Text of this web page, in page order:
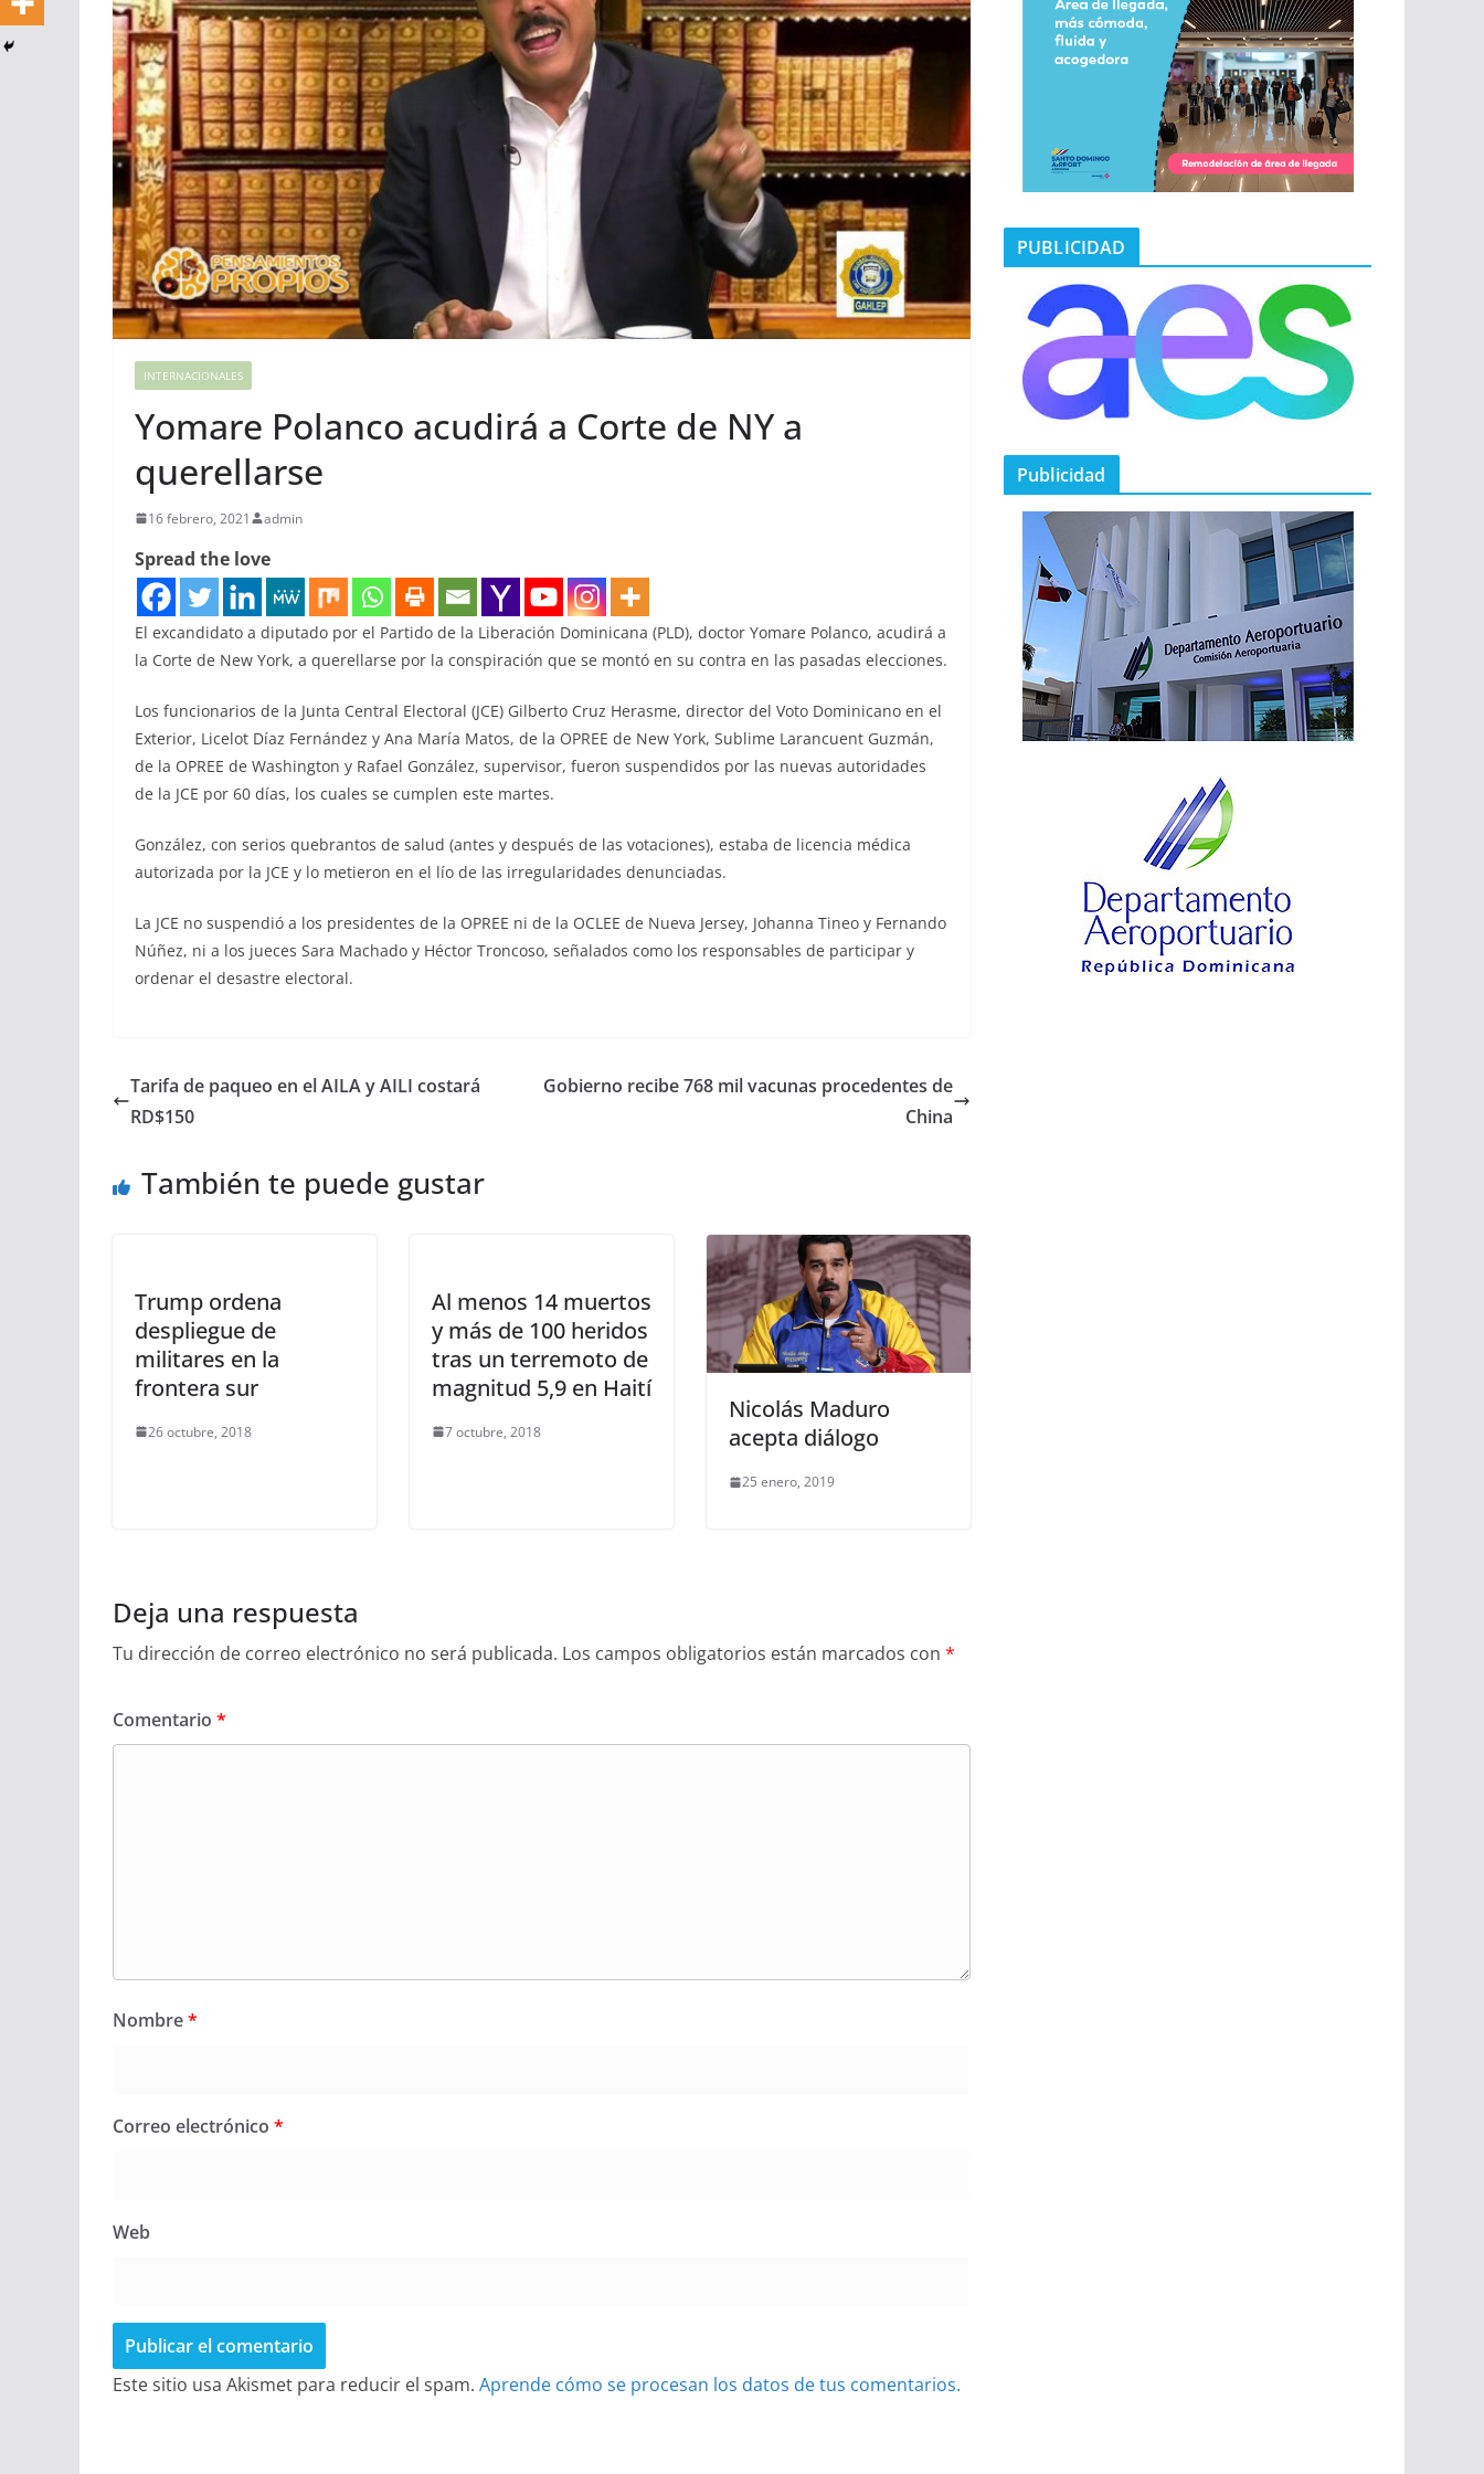
INTERNACIONALES
Yomare Polanco acudirá a Corte de NY a
querellarse
16 febrero, 2021 admin
Spread the love
El excandidato a diputado por el Partido de la Liberación Dominicana (PLD), doctor Yomare Polanco, acudirá a
la Corte de New York, a querellarse por la conspiración que se montó en su contra en las pasadas elecciones.
Los funcionarios de la Junta Central Electoral (JCE) Gilberto Cruz Herasme, director del Voto Dominicano en el
Exterior, Licelot Díaz Fernández y Ana María Matos, de la OPREE de New York, Sublime Larancuent Guzmán,
de la OPREE de Washington y Rafael González, supervisor, fueron suspendidos por las nuevas autoridades
de la JCE por 60 días, los cuales se cumplen este martes.
González, con serios quebrantos de salud (antes y después de las votaciones), estaba de licencia médica
autorizada por la JCE y lo metieron en el lío de las irregularidades denunciadas.
La JCE no suspendió a los presidentes de la OPREE ni de la OCLEE de Nueva Jersey, Johanna Tineo y Fernando
Núñez, ni a los jueces Sara Machado y Héctor Troncoso, señalados como los responsables de participar y
ordenar el desastre electoral.
Tarifa de paqueo en el AILA y AILI costará
RD$150
Gobierno recibe 768 mil vacunas procedentes de
China
También te puede gustar
Trump ordena
despliegue de
militares en la
frontera sur
26 octubre, 2018
Al menos 14 muertos
y más de 100 heridos
tras un terremoto de
magnitud 5,9 en Haití
7 octubre, 2018
Nicolás Maduro
acepta diálogo
25 enero, 2019
Deja una respuesta
Tu dirección de correo electrónico no será publicada. Los campos obligatorios están marcados con *
Comentario *
Nombre*
Correo electrónico *
Web
Este sitio usa Akismet para reducir el spam. Aprende cómo se procesan los datos de tus comentarios.
PUBLICIDAD
Publicidad